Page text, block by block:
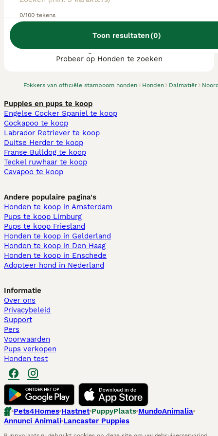
0/100 tekens
Toon resultaten(0)
Fokkers van officiële stamboom honden Honden Dalmatiër
We hebben 0 Dalmatiër fokkers, Asten
gevonden.
Probeer op Honden te zoeken
Puppies en pups te koop
Engelse Cocker Spaniel te koop
Cockapoo te koop
Labrador Retriever te koop
Duitse Herder te koop
Franse Bulldog te koop
Teckel ruwhaar te koop
Cavapoo te koop
Andere populaire pagina's
Honden te koop in Amsterdam
Pups te koop Limburg​
Pups te koop Friesland​
Honden te koop in Gelderland
Honden te koop in Den Haag
Honden te koop in Enschede
Adopteer hond in Nederland
Informatie
Over ons
Privacybeleid
Support
Pers
Voorwaarden
Pups verkopen
Honden test
Pets4Homes Hastnet PuppyPlaats MundoAnimalia
Annunci Animali Lancaster Puppies